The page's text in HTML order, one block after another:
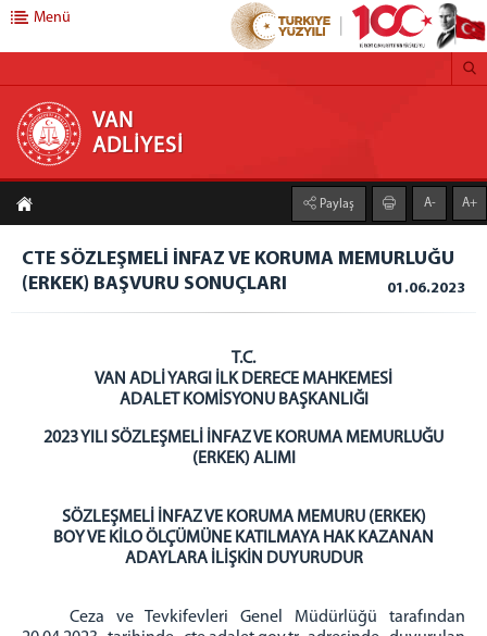
CUMHURİYET BAŞSAVCILIĞI
CUMHURİYET BAŞSAVCI VEKİLİ
CUMHURİYET SAVCILARI
KOMİSYON BAŞKANI
KOMİSYON ÜYELERİ
HAKİMLER
MAHKEMELER
CEZA MAHKEMELERİ
MÜLHAKAT ADLİYELERİ
Menü
VAN
ADLİYESİ
Paylaş A- A+
CTE SÖZLEŞMELİ İNFAZ VE KORUMA MEMURLUĞU
(ERKEK) BAŞVURU SONUÇLARI
01.06.2023
T.C.
VAN ADLİ YARGI İLK DERECE MAHKEMESİ
ADALET KOMİSYONU BAŞKANLIĞI
2023 YILI SÖZLEŞMELİ İNFAZ VE KORUMA MEMURLUĞU
(ERKEK) ALIMI
SÖZLEŞMELİ İNFAZ VE KORUMA MEMURU (ERKEK)
BOY VE KİLO ÖLÇÜMÜNE KATILMAYA HAK KAZANAN
ADAYLARA İLİŞKİN DUYURUDUR
Ceza ve Tevkifevleri Genel Müdürlüğü tarafından